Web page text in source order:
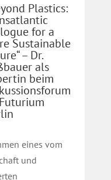
Plastics:
for a
Sustainable
– Dr.
als
beim
eines vom
und